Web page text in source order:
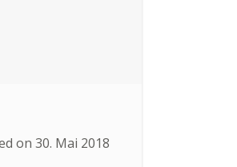
on 30. Mai 2018